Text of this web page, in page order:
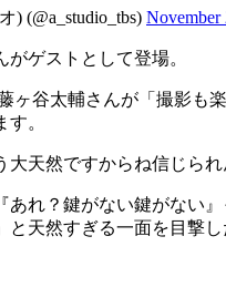
(@a_studio_tbs) November
ゲストとして登場。
ヶ谷太輔さんが「撮影
。
天然ですからね信じら
れ？鍵がない鍵がない
天然すぎる一面を目撃し